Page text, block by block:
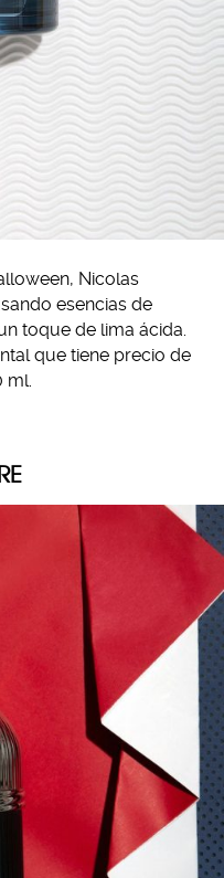
Nicolas
esencias de
toque de lima ácida.
que tiene precio de